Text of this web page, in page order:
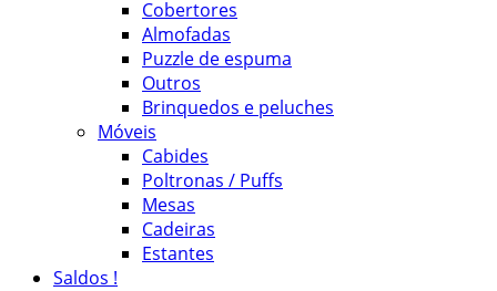
Cobertores
Almofadas
Puzzle de espuma
Outros
Brinquedos e peluches
Móveis
Cabides
Poltronas / Puffs
Mesas
Cadeiras
Estantes
Saldos !